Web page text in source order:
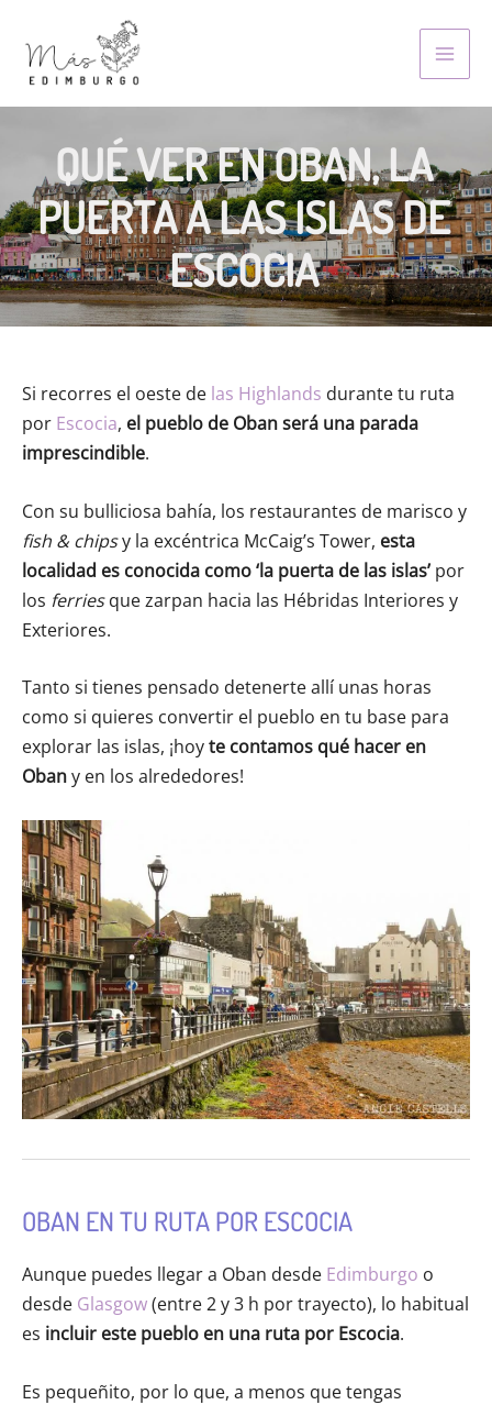
content
QUÉ VER EN OBAN, LA
PUERTA A LAS ISLAS DE
ESCOCIA
Si recorres el oeste de las Highlands durante tu ruta
por Escocia, el pueblo de Oban será una parada
imprescindible.
Con su bulliciosa bahía, los restaurantes de marisco y
fish & chipsy la excéntrica McCaig’s Tower, esta
localidad es conocida como ‘la puerta de las islas’ por
los ferriesque zarpan hacia las Hébridas Interiores y
Exteriores.
Tanto si tienes pensado detenerte allí unas horas
como si quieres convertir el pueblo en tu base para
explorar las islas, ¡hoyte contamos qué hacer en
Obany en los alrededores!
OBAN EN TU RUTA POR ESCOCIA
Aunque puedes llegar a Oban desde Edimburgo o
desde Glasgow(entre 2 y 3 h por trayecto), lo habitual
es incluir este pueblo en una ruta por Escocia.
Es pequeñito, por lo que, a menos que tengas